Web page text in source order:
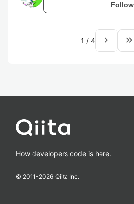
Follow
1 / 4 navigate_next keyboard_double_arrow_right
How developers code is here.
© 2011-2026 Qiita Inc.